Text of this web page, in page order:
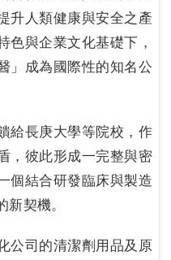
升人類健康與安全之產
色與企業文化基礎下，
」成為國際性的知名公
給長庚大學等院校，作
，彼此形成一完整與密
個結合研發臨床與製造
契機。
公司的清潔劑用品及原